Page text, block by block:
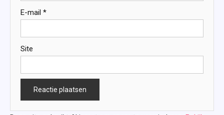
E-mail *
Site